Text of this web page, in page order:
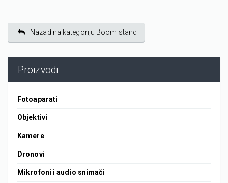
Nazad na kategoriju Boom stand
Proizvodi
Fotoaparati
Objektivi
Kamere
Dronovi
Mikrofoni i audio snimači